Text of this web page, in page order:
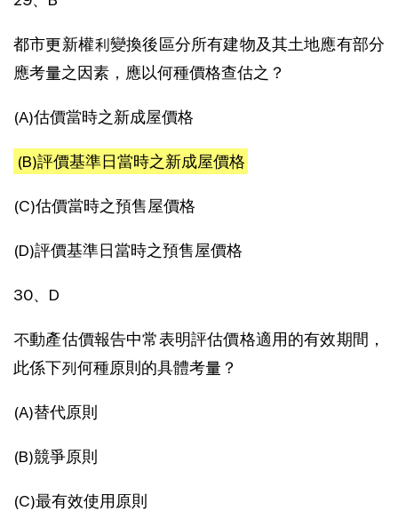
都市更新權利變換後區分所有建物及其土地應有部分
應考量之因素，應以何種價格查估之？
(A)估價當時之新成屋價格
(B)評價基準日當時之新成屋價格
(C)估價當時之預售屋價格
(D)評價基準日當時之預售屋價格
30、D
不動產估價報告中常表明評估價格適用的有效期間，
此係下列何種原則的具體考量？
(A)替代原則
(B)競爭原則
(C)最有效使用原則